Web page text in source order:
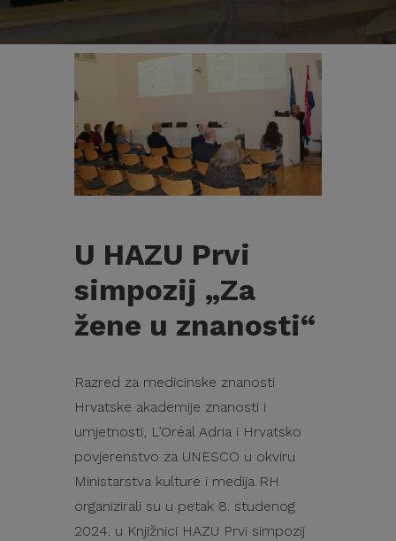
U HAZU Prvi
simpozij „Za
žene u znanosti“
Razred za medicinske znanosti
Hrvatske akademije znanosti i
umjetnosti, L’Oréal Adria i Hrvatsko
povjerenstvo za UNESCO u okviru
Ministarstva kulture i medija RH
organizirali su u petak 8. studenog
2024. u Knjižnici HAZU Prvi simpozij